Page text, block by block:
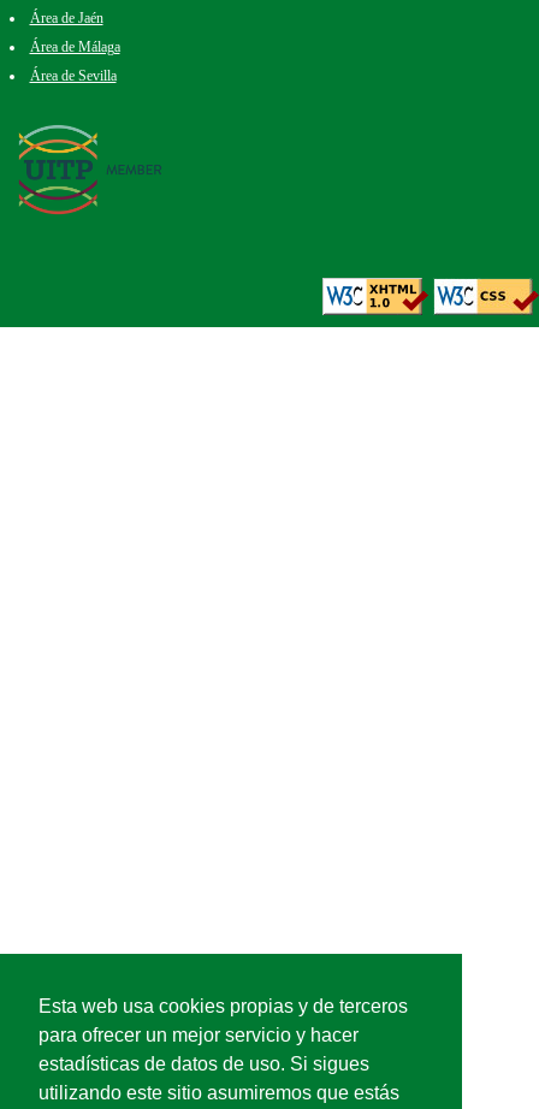
Área de Jaén
Área de Málaga
Área de Sevilla
Esta web usa cookies propias y de terceros
para ofrecer un mejor servicio y hacer
estadísticas de datos de uso. Si sigues
utilizando este sitio asumiremos que estás